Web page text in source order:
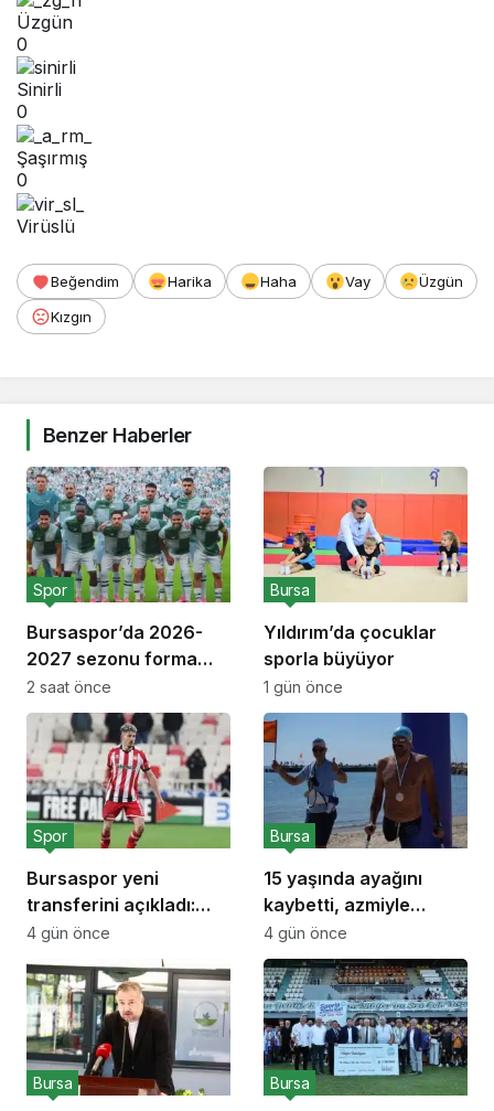
Üzgün
0
Sinirli
0
Şaşırmış
0
Virüslü
Beğendim Harika Haha Vay
Üzgün
Kızgın
Benzer Haberler
Bursaspor’da 2026-
2027 sezonu forma
numaraları açıklandı
Spor
2 saat önce
Yıldırım’da çocuklar
sporla büyüyor
Bursa
1 gün önce
Bursaspor yeni
transferini açıkladı:
Emirhan Başyiğit
Spor
4 gün önce
15 yaşında ayağını
kaybetti, azmiyle
uluslararası başarılara
ulaştı
Bursa
4 gün önce
Bursa Bursa